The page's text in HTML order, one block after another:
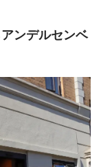
ンデルセンベ